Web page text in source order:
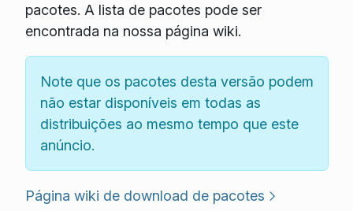
pacotes. A lista de pacotes pode ser
encontrada na nossa página wiki.
Note que os pacotes desta versão podem
não estar disponíveis em todas as
distribuições ao mesmo tempo que este
anúncio.
Página wiki de download de pacotes